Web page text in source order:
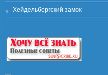
Хейдельбергский замок